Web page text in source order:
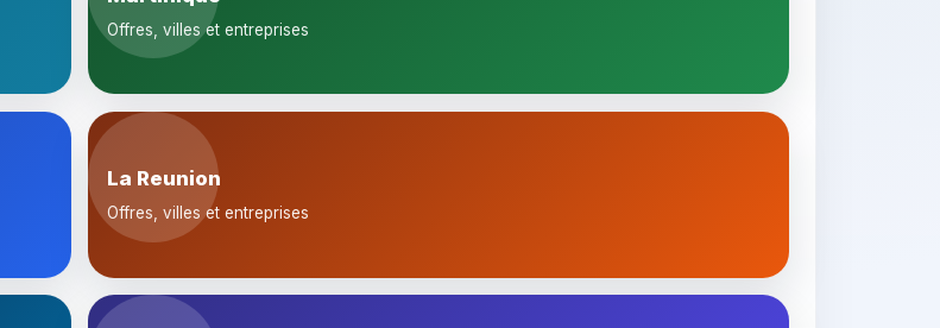
Offres, villes et entreprises
La Reunion
Offres, villes et entreprises